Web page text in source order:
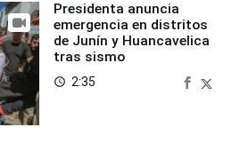
Presidenta anuncia
emergencia en distritos
de Junín y Huancavelica
tras sismo
access_time 2:35